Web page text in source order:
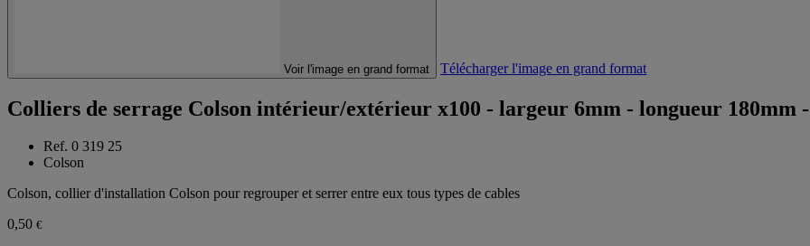
Voir l'image en grand format Télécharger l'image en grand format
Colliers de serrage Colson intérieur/extérieur x100 - largeur 6mm - longueur 180mm
Ref. 0 319 25
Colson
Colson, collier d'installation Colson pour regrouper et serrer entre eux tous types de cables
0,50 €